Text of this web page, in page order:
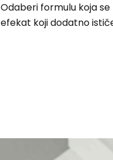
Odaberi formulu koja
efekat koji dodatno